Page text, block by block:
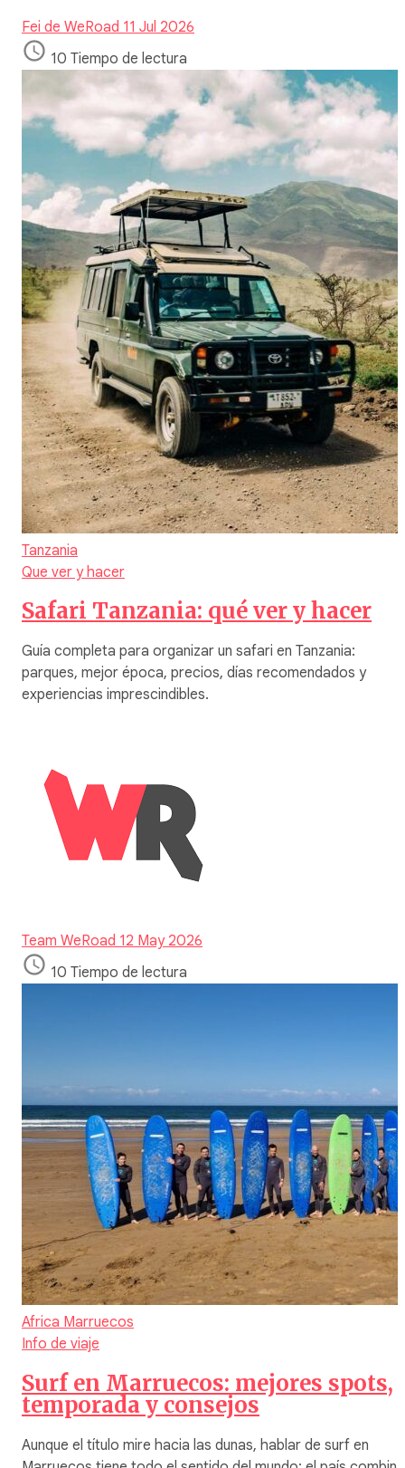
Fei de WeRoad 11 Jul 2026
10 Tiempo de lectura
Tanzania
Que ver y hacer
Safari Tanzania: qué ver y hacer
Guía completa para organizar un safari en Tanzania:
parques, mejor época, precios, días recomendados y
experiencias imprescindibles.
Team WeRoad 12 May 2026
10 Tiempo de lectura
Africa Marruecos
Info de viaje
Surf en Marruecos: mejores spots,
temporada y consejos
Aunque el título mire hacia las dunas, hablar de surf en